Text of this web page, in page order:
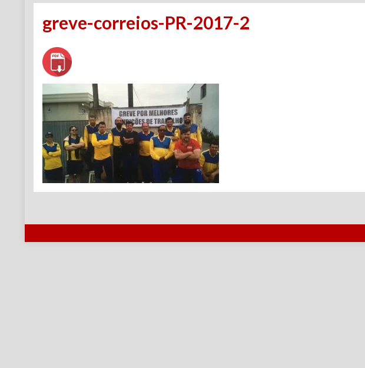
greve-correios-PR-2017-2